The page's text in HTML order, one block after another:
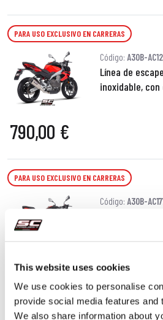
This website uses cookies
We use cookies to personalise
provide social media features and
We also share information about
PARA USO EXCLUSIVO EN CARRERAS
Código: A30B-
Línea de
inoxidable,
790,00 €
PARA USO EXCLUSIVO EN CARRERAS
Código: A30B-
690,00 €